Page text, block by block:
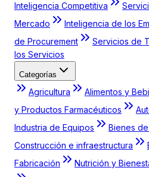
Inteligencia Competitiva
Mercado
Inteligencia de los
de Procurement
Servicios de
los Servicios
Categorías
Agricultura Alimentos y
y Productos Farmacéuticos
Industria de Equipos
Bienes
Construcción e infraestructura
Fabricación
Nutrición y